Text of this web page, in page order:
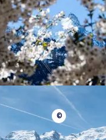
©